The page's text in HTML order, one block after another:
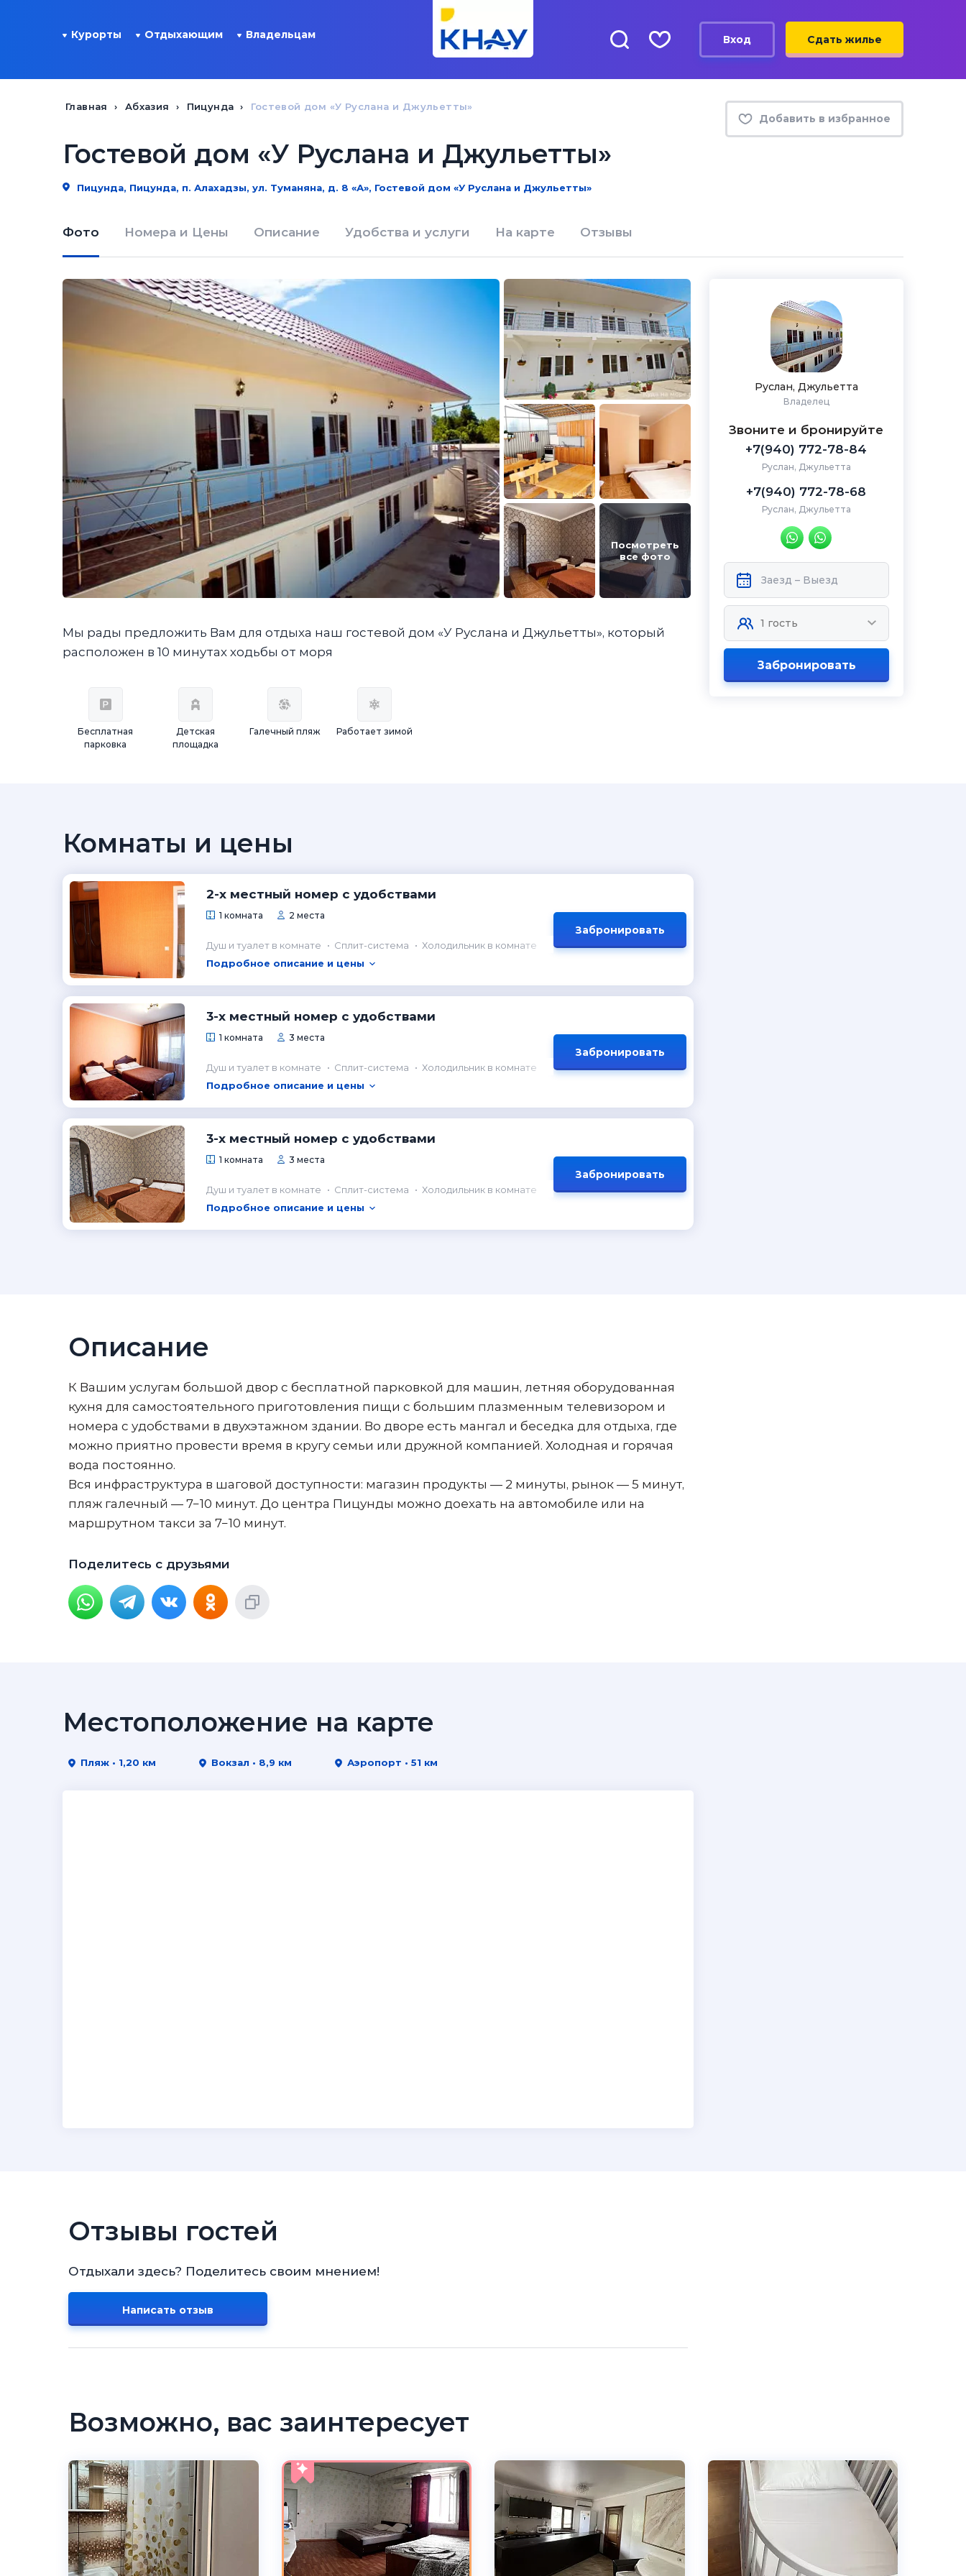
Курорты Отдыхающим Владельцам Вход Сдать жилье
Главная Абхазия Пицунда Гостевой дом «У Руслана и Джульетты»
Добавить в избранное
Гостевой дом «У Руслана и Джульетты»
Пицунда, Пицунда, п. Алахадзы, ул. Туманяна, д. 8 «А», Гостевой дом «У Руслана и Джульетты»
Фото Номера и Цены Описание Удобства и услуги На карте Отзывы
Посмотреть
все фото
Руслан, Джульетта
Владелец
Звоните и бронируйте
+7(940) 772-78-84
Руслан, Джульетта
+7(940) 772-78-68
Руслан, Джульетта
Забронировать
Мы рады предложить Вам для отдыха наш гостевой дом «У Руслана и Джульетты», который
расположен в 10 минутах ходьбы от моря
Бесплатная
парковка
Детская
площадка
Галечный пляж Работает зимой
Комнаты и цены
2-х местный номер с удобствами
1 комната 2 места
Душ и туалет в комнате Сплит-система
Холодильник в комнате
Подробное описание и цены
Забронировать
3-х местный номер с удобствами
1 комната 3 места
Душ и туалет в комнате Сплит-система
Холодильник в комнате
Подробное описание и цены
Забронировать
3-х местный номер с удобствами
1 комната 3 места
Душ и туалет в комнате Сплит-система
Холодильник в комнате
Подробное описание и цены
Забронировать
Описание
К Вашим услугам большой двор с бесплатной парковкой для машин, летняя оборудованная
кухня для самостоятельного приготовления пищи с большим плазменным телевизором и
номера с удобствами в двухэтажном здании. Во дворе есть мангал и беседка для отдыха, где
можно приятно провести время в кругу семьи или дружной компанией. Холодная и горячая
вода постоянно.
Вся инфраструктура в шаговой доступности: магазин продукты — 2 минуты, рынок — 5 минут,
пляж галечный — 7−10 минут. До центра Пицунды можно доехать на автомобиле или на
маршрутном такси за 7−10 минут.
Поделитесь с друзьями
Местоположение на карте
Пляж • 1,20 км Вокзал • 8,9 км Аэропорт • 51 км
Отзывы гостей
Отдыхали здесь? Поделитесь своим мнением!
Написать отзыв
Возможно, вас заинтересует